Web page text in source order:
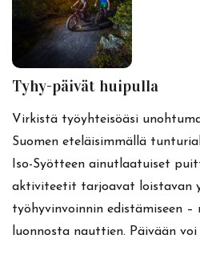
Tyhy-päivät huipulla
Virkistä työyhteisöäsi
Suomen eteläisimmällä
Iso-Syötteen ainutlaatuiset
aktiviteetit tarjoavat loistavan
työhyvinvoinnin edistämiseen –
luonnosta nauttien. Päivään